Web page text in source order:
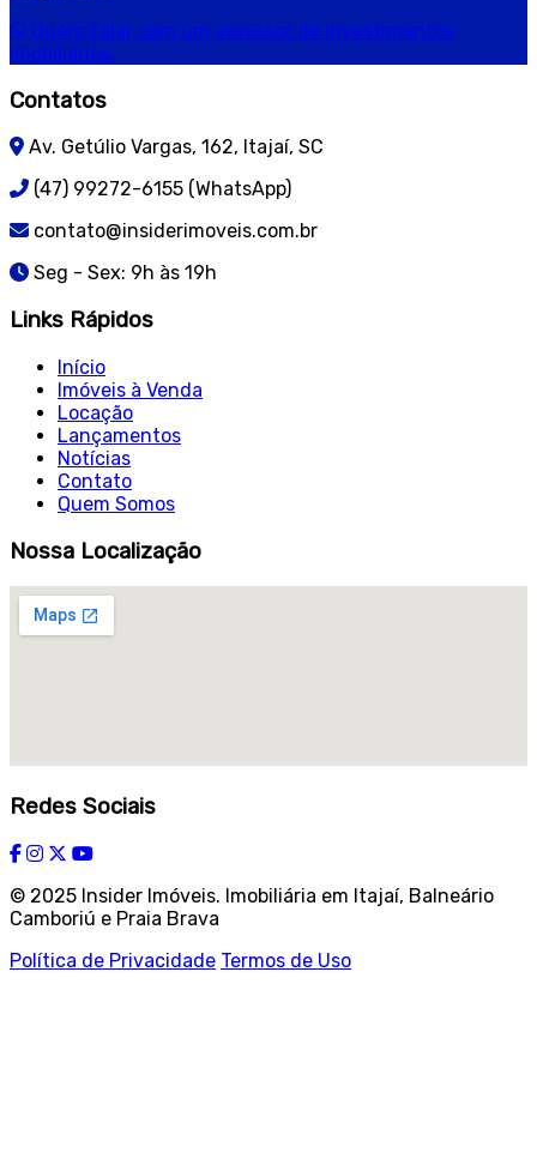
Quero falar com um assessor de investimentos
imobiliários.
Contatos
Av. Getúlio Vargas, 162, Itajaí, SC
(47) 99272-6155 (WhatsApp)
contato@insiderimoveis.com.br
Seg - Sex: 9h às 19h
Links Rápidos
Início
Imóveis à Venda
Locação
Lançamentos
Notícias
Contato
Quem Somos
Nossa Localização
Redes Sociais
© 2025 Insider Imóveis. Imobiliária em Itajaí, Balneário
Camboriú e Praia Brava
Política de Privacidade Termos de Uso